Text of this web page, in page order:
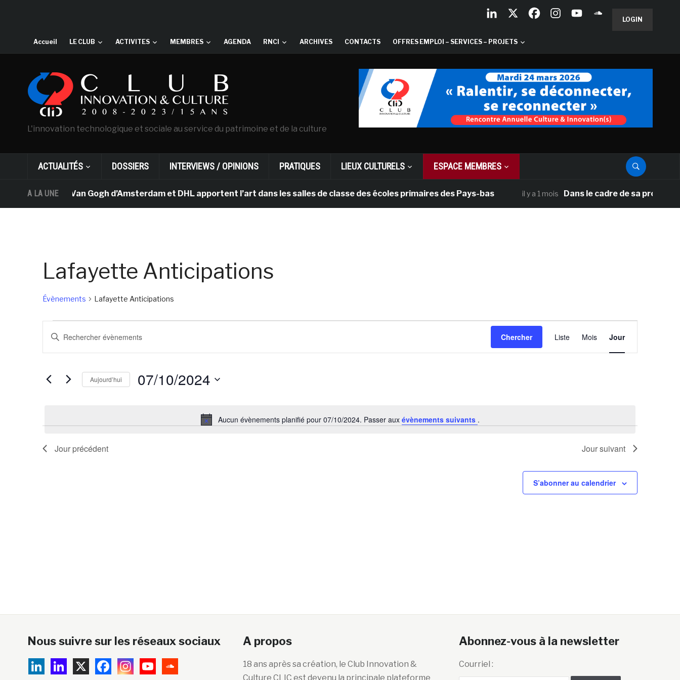
LOGIN
Accueil LE CLUB ACTIVITES MEMBRES AGENDA RNCI ARCHIVES CONTACTS OFFRES EMPLOI – SERVICES – PROJETS
L'innovation technologique et sociale au service du patrimoine et de la culture
ACTUALITÉS DOSSIERS INTERVIEWS / OPINIONS PRATIQUES LIEUX CULTURELS ESPACE MEMBRES
A LA UNE
Le musée Van Gogh d’Amsterdam et DHL apportent l’art dans les salles de classe des écoles primaires des Pays-bas il y a 1 mois Dans le cadre de sa
Lafayette Anticipations
Évènements Lafayette Anticipations
Évènements
for
Notice
Aucun évènements planifié pour 07/10/2024. Passer aux évènements suivants .
Recherche
et
de
Saisir
Rechercher
Évènements
clé.
Chercher
de
vues
Liste Mois Jour
Aujourd’hui 07/10/2024
Jour précédent Jour suivant
S’abonner au calendrier
Nous suivre sur les réseaux sociaux A propos
18 ans après sa création, le Club Innovation &
Culture CLIC est devenu la principale plateforme
Abonnez-vous à la newsletter
Courriel :